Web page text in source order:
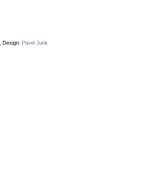
, Design: Pavel Junk